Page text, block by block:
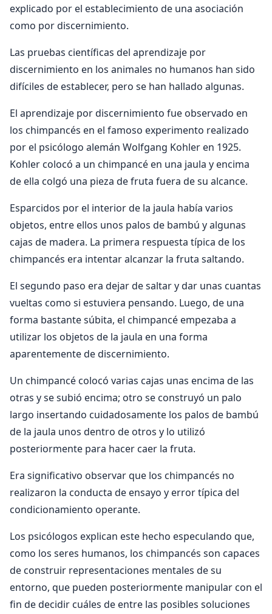
explicado por el establecimiento de una asociación
como por discernimiento.
Las pruebas científicas del aprendizaje por
discernimiento en los animales no humanos han sido
difíciles de establecer, pero se han hallado algunas.
El aprendizaje por discernimiento fue observado en
los chimpancés en el famoso experimento realizado
por el psicólogo alemán Wolfgang Kohler en 1925.
Kohler colocó a un chimpancé en una jaula y encima
de ella colgó una pieza de fruta fuera de su alcance.
Esparcidos por el interior de la jaula había varios
objetos, entre ellos unos palos de bambú y algunas
cajas de madera. La primera respuesta típica de los
chimpancés era intentar alcanzar la fruta saltando.
El segundo paso era dejar de saltar y dar unas cuantas
vueltas como si estuviera pensando. Luego, de una
forma bastante súbita, el chimpancé empezaba a
utilizar los objetos de la jaula en una forma
aparentemente de discernimiento.
Un chimpancé colocó varias cajas unas encima de las
otras y se subió encima; otro se construyó un palo
largo insertando cuidadosamente los palos de bambú
de la jaula unos dentro de otros y lo utilizó
posteriormente para hacer caer la fruta.
Era significativo observar que los chimpancés no
realizaron la conducta de ensayo y error típica del
condicionamiento operante.
Los psicólogos explican este hecho especulando que,
como los seres humanos, los chimpancés son capaces
de construir representaciones mentales de su
entorno, que pueden posteriormente manipular con el
fin de decidir cuáles de entre las posibles soluciones